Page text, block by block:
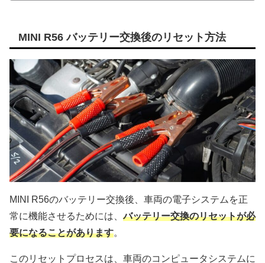
MINI R56 バッテリー交換後のリセット方法
MINI R56のバッテリー交換後、車両の電子システムを正
常に機能させるためには、バッテリー交換のリセットが必
要になることがあります。
このリセットプロセスは、車両のコンピュータシステムに